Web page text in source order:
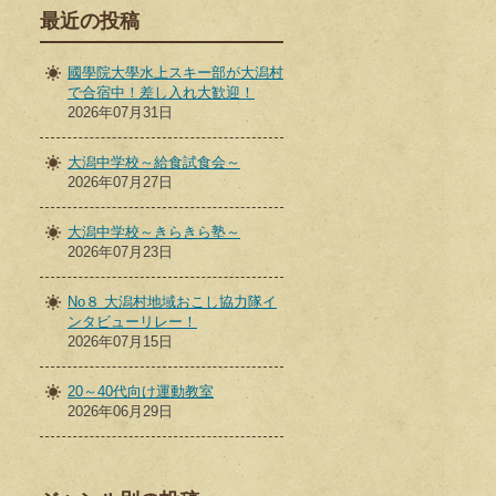
最近の投稿
國學院大學水上スキー部が大潟村
で合宿中！差し入れ大歓迎！
2026年07月31日
大潟中学校～給食試食会～
2026年07月27日
大潟中学校～きらきら塾～
2026年07月23日
No８ 大潟村地域おこし協力隊イ
ンタビューリレー！
2026年07月15日
20～40代向け運動教室
2026年06月29日